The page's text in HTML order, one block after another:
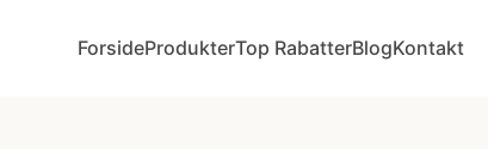
ForsideProdukterTop RabatterBlogKontakt